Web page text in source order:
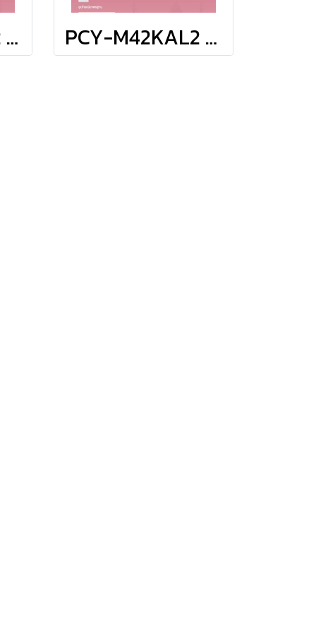
PCY-M48KAL2 มิตซูบิชิ อิเล็คทริค มิตเตอร์สลิม MITSUBISHI ELECTRIC แบบแขวนใต้ฝ้า รุ่น Ceiling Suspended Inverter M-Series R-32 ขนาด 48,109BTU #5 รีโมทไร้สาย 2026 (เฉพาะเครื่อง) PCY-M42KAL2 มิตซูบิชิ อิเล็คทริค มิตเตอร์สลิม MITSUBISHI ELECTRIC แบบแขวนใต้ฝ้า รุ่น Ceiling Suspended Inverter M-Series R-32 ขนาด 41,968BTU #5 รีโมทไร้สาย 2026 (เฉพาะเครื่อง)